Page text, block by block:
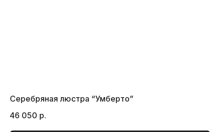
Серебряная люстра “Умберто”
46 050 р.